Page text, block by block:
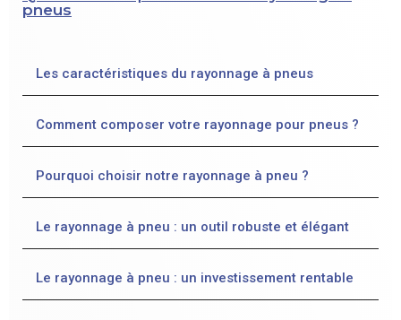
pneus
Les caractéristiques du rayonnage à pneus
Comment composer votre rayonnage pour pneus ?
Pourquoi choisir notre rayonnage à pneu ?
Le rayonnage à pneu : un outil robuste et élégant
Le rayonnage à pneu : un investissement rentable